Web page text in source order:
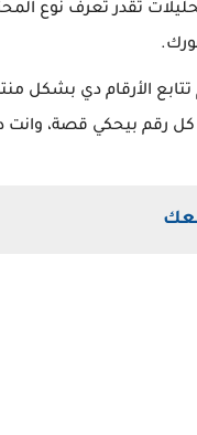
تقدر تعرف نوع
الأرقام دي بشكل
رقم بيحكي قصة، وانت